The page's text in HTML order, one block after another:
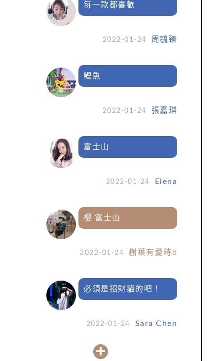
每一款都喜歡
2022-01-24 周毓臻
鯉魚
2022-01-24 張嘉琪
富士山
2022-01-24 Elena
櫻 富士山
2022-01-24 樹葉有愛時ö
必須是招財貓的吧！
2022-01-24 Sara Chen